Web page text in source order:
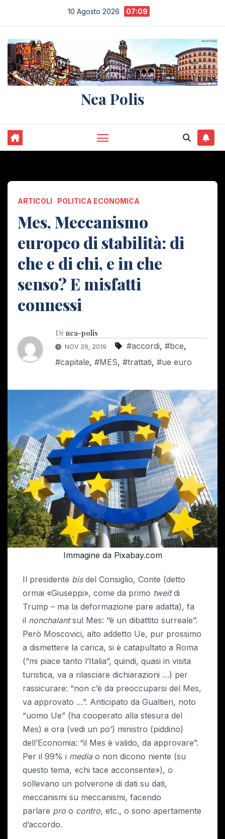
contenuto
10 Agosto 2026 07:09
Nea Polis
ARTICOLI POLITICA ECONOMICA
Mes, Meccanismo
europeo di stabilità: di
che e di chi, e in che
senso? E misfatti
connessi
Di nea-polis
NOV 26, 2019 #accordi, #bce,
#capitale, #MES, #trattati, #ue euro
Immagine da Pixabay.com
Il presidente bisdel Consiglio, Conte (detto
ormai «Giuseppi», come da primo tweitdi
Trump – ma la deformazione pare adatta), fa
il nonchalantsul Mes: “è un dibattito surreale”.
Però Moscovici, alto addetto Ue, pur prossimo
a dismettere la carica, si è catapultato a Roma
(“mi piace tanto l’Italia”, quindi, quasi in visita
turistica, va a rilasciare dichiarazioni …) per
rassicurare: “non c’è da preoccuparsi del Mes,
va approvato …”. Anticipato da Gualtieri, noto
“uomo Ue” (ha cooperato alla stesura del
Mes) e ora (vedi un po’) ministro (piddino)
dell’Economia: “il Mes è valido, da approvare”.
Per il 99% i mediao non dicono niente (su
questo tema, «chi tace acconsente»), o
sollevano un polverone di dati su dati,
meccanismi su meccanismi, facendo
parlare pro o contro, etc., o sono apertamente
d’accordo.